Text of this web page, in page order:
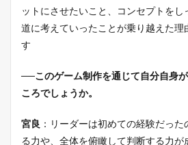
ットにさせたいこと、コンセプトを
道に考えていったことが乗り越えた理
す
──このゲーム制作を通じて自分自身
ころでしょうか。
宮良 ：リーダーは初めての経験だっ
る力や、全体を俯瞰して判断する力が